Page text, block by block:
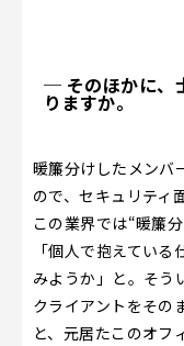
─ そのほかに、
りますか。
暖簾分けしたメンバ
ので、セキュリティ
この業界では“暖簾
「個人で抱えてい
みようか」と。そう
クライアントをその
と、元居たこのオフ